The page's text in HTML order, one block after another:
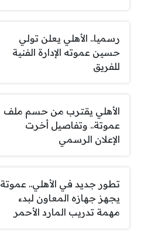
رسميا.. الأهلي يعلن تولي
حسين عموته الإدارة الفنية
للفريق
الأهلي يقترب من حسم ملف
عموتة.. وتفاصيل أخرت
الإعلان الرسمي
تطور جديد في الأهلي.. عموتة
يجهز جهازه المعاون لبدء
مهمة تدريب المارد الأحمر